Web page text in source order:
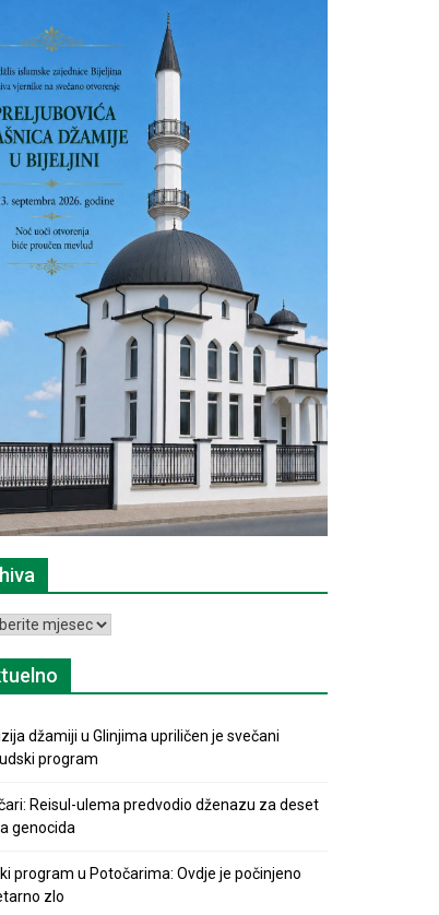
džamiji u Glinjima upriličen je svečani
program
Reisul-ulema predvodio dženazu za deset
genocida
program u Potočarima: Ovdje je počinjeno
zlo